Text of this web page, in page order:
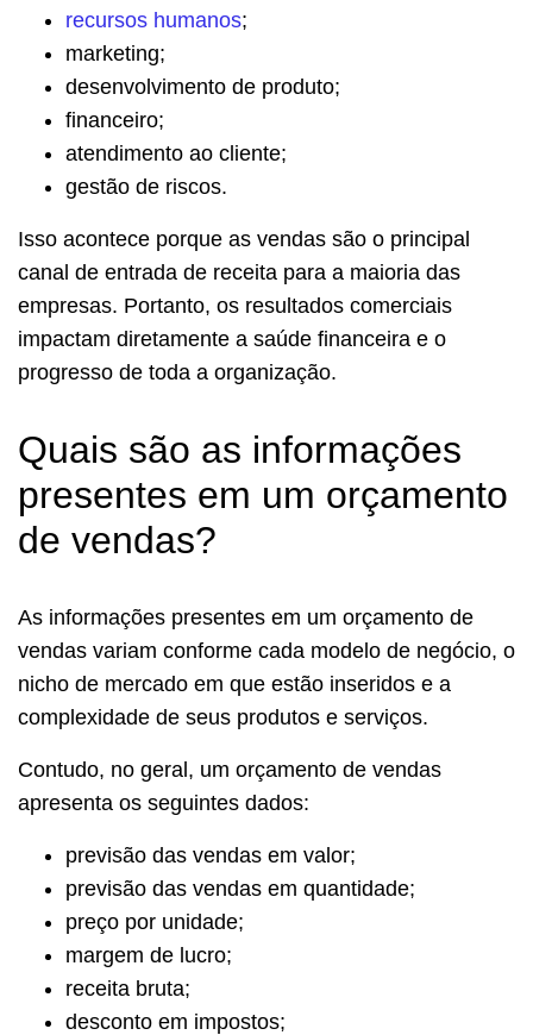
recursos humanos;
marketing;
desenvolvimento de produto;
financeiro;
atendimento ao cliente;
gestão de riscos.
Isso acontece porque as vendas são o principal
canal de entrada de receita para a maioria das
empresas. Portanto, os resultados comerciais
impactam diretamente a saúde financeira e o
progresso de toda a organização.
Quais são as informações
presentes em um orçamento
de vendas?
As informações presentes em um orçamento de
vendas variam conforme cada modelo de negócio, o
nicho de mercado em que estão inseridos e a
complexidade de seus produtos e serviços.
Contudo, no geral, um orçamento de vendas
apresenta os seguintes dados:
previsão das vendas em valor;
previsão das vendas em quantidade;
preço por unidade;
margem de lucro;
receita bruta;
desconto em impostos;